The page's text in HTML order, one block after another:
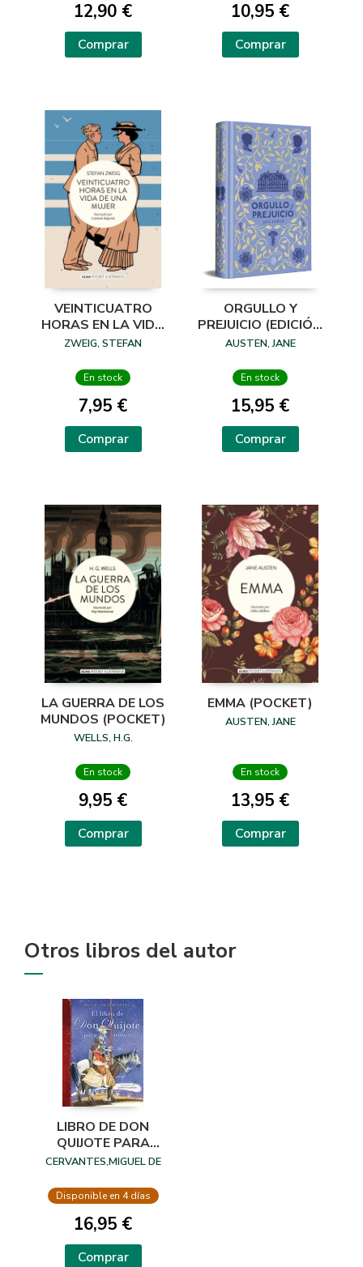
12,90 €
Comprar
10,95 €
Comprar
VEINTICUATRO
HORAS EN LA VIDA
DE UNA MUJER
ZWEIG, STEFAN
En stock
7,95 €
Comprar
ORGULLO Y
PREJUICIO (EDICIÓN
ESPECIAL EN TAPA
AUSTEN, JANE
En stock
15,95 €
Comprar
LA GUERRA DE LOS
MUNDOS (POCKET)
WELLS, H.G.
En stock
9,95 €
Comprar
EMMA (POCKET)
AUSTEN, JANE
En stock
13,95 €
Comprar
Otros libros del autor
LIBRO DE DON
QUIJOTE PARA
NIÑOS, EL
CERVANTES,MIGUEL DE
Disponible en 4 días
16,95 €
Comprar